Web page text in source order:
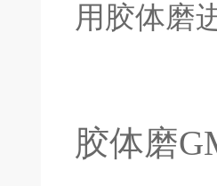
用胶体磨
胶体磨